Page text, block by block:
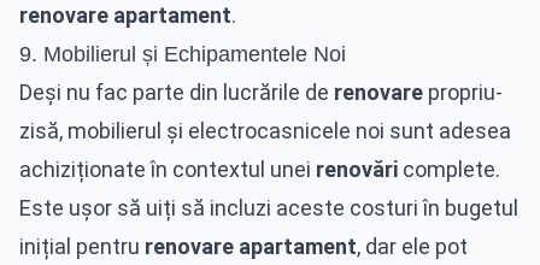
renovare apartament.
9. Mobilierul și Echipamentele Noi
Deși nu fac parte din lucrările de renovare propriu-
zisă, mobilierul și electrocasnicele noi sunt adesea
achiziționate în contextul unei renovări complete.
Este ușor să uiți să incluzi aceste costuri în bugetul
inițial pentru renovare apartament, dar ele pot